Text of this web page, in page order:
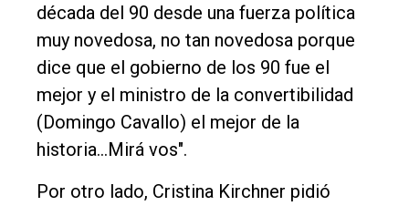
década del 90 desde una fuerza política
muy novedosa, no tan novedosa porque
dice que el gobierno de los 90 fue el
mejor y el ministro de la convertibilidad
(Domingo Cavallo) el mejor de la
historia...Mirá vos".
Por otro lado, Cristina Kirchner pidió